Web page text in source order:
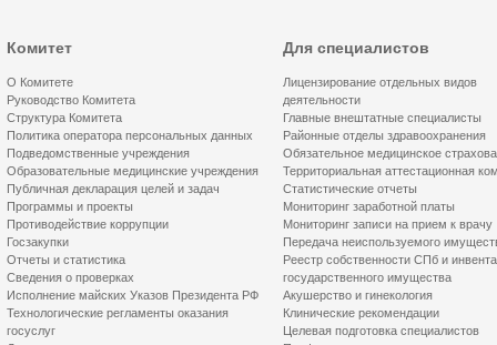
Комитет
О Комитете
Руководство Комитета
Структура Комитета
Политика оператора персональных данных
Подведомственные учреждения
Образовательные медицинские учреждения
Публичная декларация целей и задач
Программы и проекты
Противодействие коррупции
Госзакупки
Отчеты и статистика
Сведения о проверках
Исполнение майских Указов Президента РФ
Технологические регламенты оказания
госуслуг
Для специалистов
Лицензирование отдельных видов
деятельности
Главные внештатные специалисты
Районные отделы здравоохранения
Обязательное медицинское
Территориальная аттестационная
Статистические отчеты
Мониторинг заработной платы
Мониторинг записи на прием к врачу
Передача неиспользуемого
Реестр собственности СПб и
государственного имущества
Акушерство и гинекология
Клинические рекомендации
Целевая подготовка специалистов